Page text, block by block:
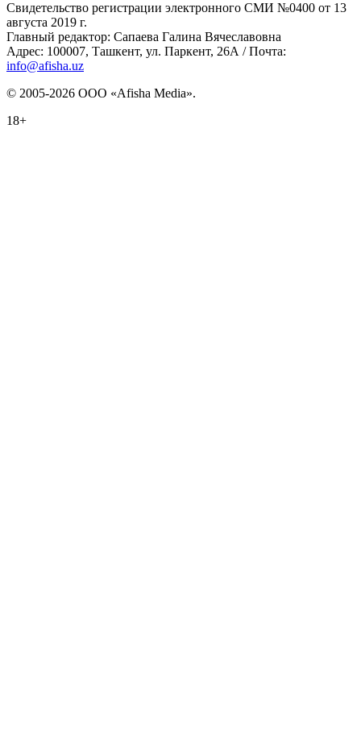
Свидетельство регистрации электронного СМИ №0400 от 13
августа 2019 г.
Главный редактор: Сапаева Галина Вячеславовна
Адрес: 100007, Ташкент, ул. Паркент, 26А / Почта:
info@afisha.uz
© 2005-2026 ООО «Afisha Media».
18+